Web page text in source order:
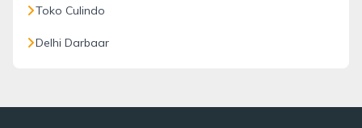
Toko Culindo
Delhi Darbaar